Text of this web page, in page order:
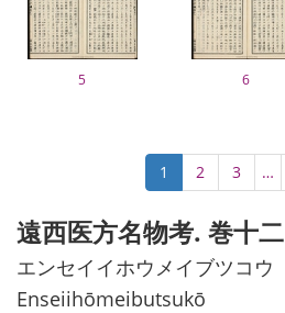
5 6
Current
page
1 Page
2 Page
3 …
遠西医方名物考. 巻十二
エンセイイホウメイブツコウ
Enseiihōmeibutsukō